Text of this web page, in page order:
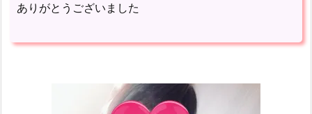
ありがとうございました